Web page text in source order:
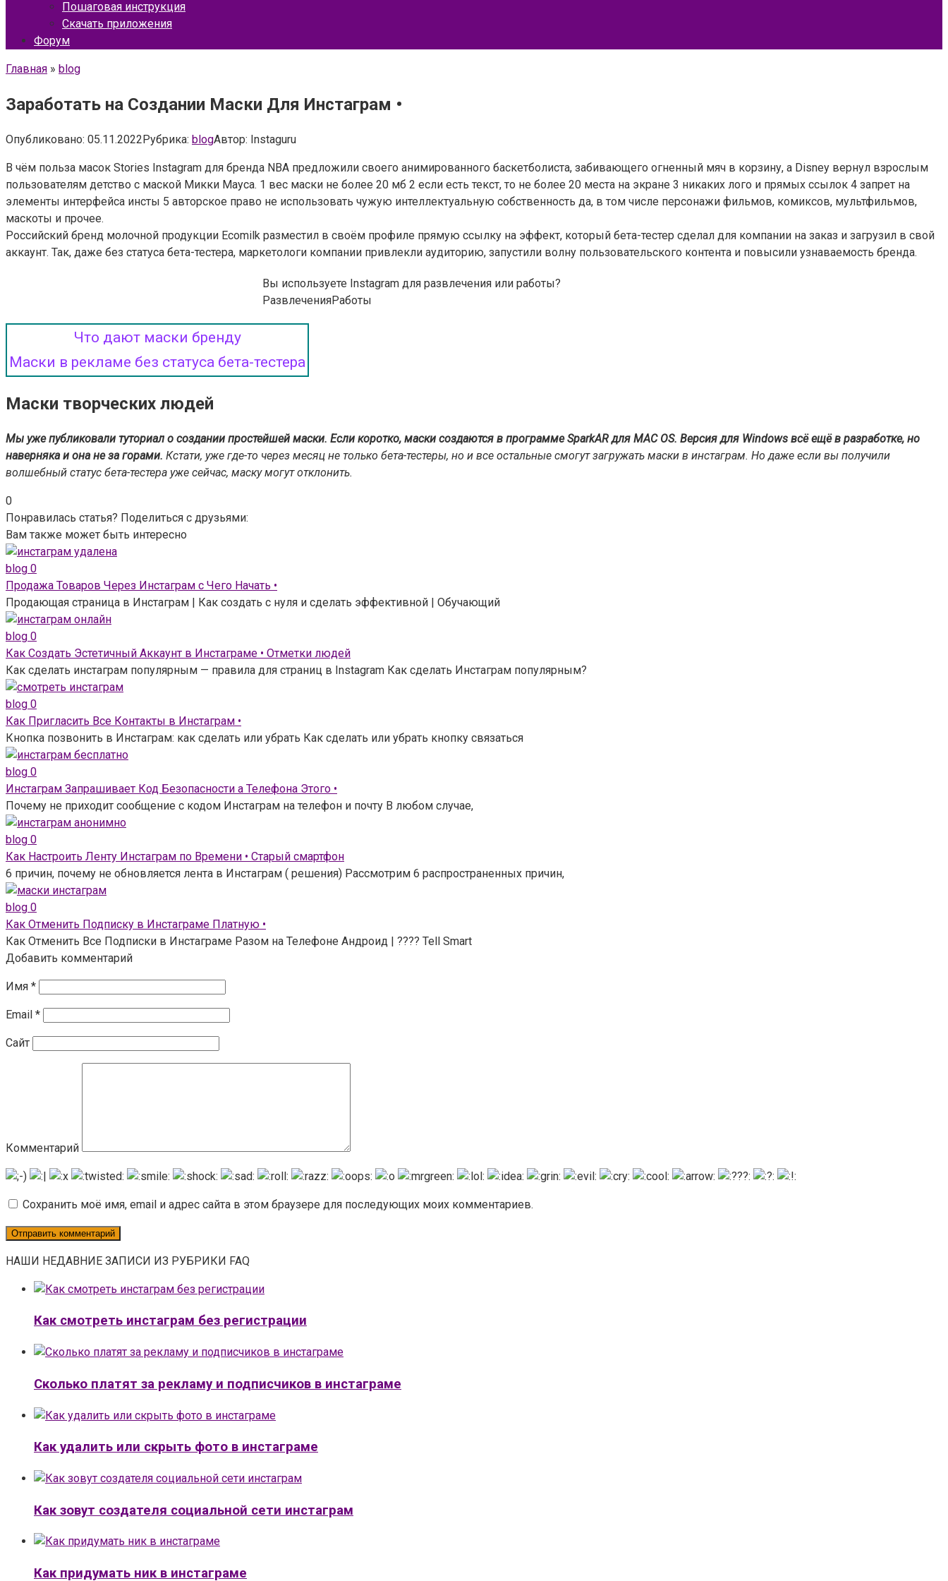
Пошаговая инструкция
Скачать приложения
Форум
Главная » blog
Заработать на Создании Маски Для Инстаграм •
Опубликовано: 05.11.2022Рубрика: blogАвтор: Instaguru
В чём польза масок Stories Instagram для бренда NBA предложили своего анимированного баскетболиста, забивающего огненный мяч в корзину, а Disney вернул взрослым
пользователям детство с маской Микки Мауса. 1 вес маски не более 20 мб 2 если есть текст, то не более 20 места на экране 3 никаких лого и прямых ссылок 4 запрет на
элементы интерфейса инсты 5 авторское право не использовать чужую интеллектуальную собственность да, в том числе персонажи фильмов, комиксов, мультфильмов,
маскоты и прочее.
Российский бренд молочной продукции Ecomilk разместил в своём профиле прямую ссылку на эффект, который бета-тестер сделал для компании на заказ и загрузил в свой
аккаунт. Так, даже без статуса бета-тестера, маркетологи компании привлекли аудиторию, запустили волну пользовательского контента и повысили узнаваемость бренда.
Вы используете Instagram для развлечения или работы?
РазвлеченияРаботы
Что дают маски бренду
Маски в рекламе без статуса бета-тестера
Маски творческих людей
Мы уже публиковали туториал о создании простейшей маски. Если коротко, маски создаются в программе SparkAR для MAC OS. Версия для Windows всё ещё в разработке, но
наверняка и она не за горами. Кстати, уже где-то через месяц не только бета-тестеры, но и все остальные смогут загружать маски в инстаграм. Но даже если вы получили
волшебный статус бета-тестера уже сейчас, маску могут отклонить.
0
Понравилась статья? Поделиться с друзьями:
Вам также может быть интересно
blog 0
Продажа Товаров Через Инстаграм с Чего Начать •
Продающая страница в Инстаграм | Как создать с нуля и сделать эффективной | Обучающий
blog 0
Как Создать Эстетичный Аккаунт в Инстаграме • Отметки людей
Как сделать инстаграм популярным — правила для страниц в Instagram Как сделать Инстаграм популярным?
blog 0
Как Пригласить Все Контакты в Инстаграм •
Кнопка позвонить в Инстаграм: как сделать или убрать Как сделать или убрать кнопку связаться
blog 0
Инстаграм Запрашивает Код Безопасности а Телефона Этого •
Почему не приходит сообщение с кодом Инстаграм на телефон и почту В любом случае,
blog 0
Как Настроить Ленту Инстаграм по Времени • Старый смартфон
6 причин, почему не обновляется лента в Инстаграм ( решения) Рассмотрим 6 распространенных причин,
blog 0
Как Отменить Подписку в Инстаграме Платную •
Как Отменить Все Подписки в Инстаграме Разом на Телефоне Андроид | ???? Tell Smart
Добавить комментарий
Имя *
Email *
Сайт
Комментарий
Сохранить моё имя, email и адрес сайта в этом браузере для последующих моих комментариев.
НАШИ НЕДАВНИЕ ЗАПИСИ ИЗ РУБРИКИ FAQ
Как смотреть инстаграм без регистрации
Сколько платят за рекламу и подписчиков в инстаграме
Как удалить или скрыть фото в инстаграме
Как зовут создателя социальной сети инстаграм
Как придумать ник в инстаграме